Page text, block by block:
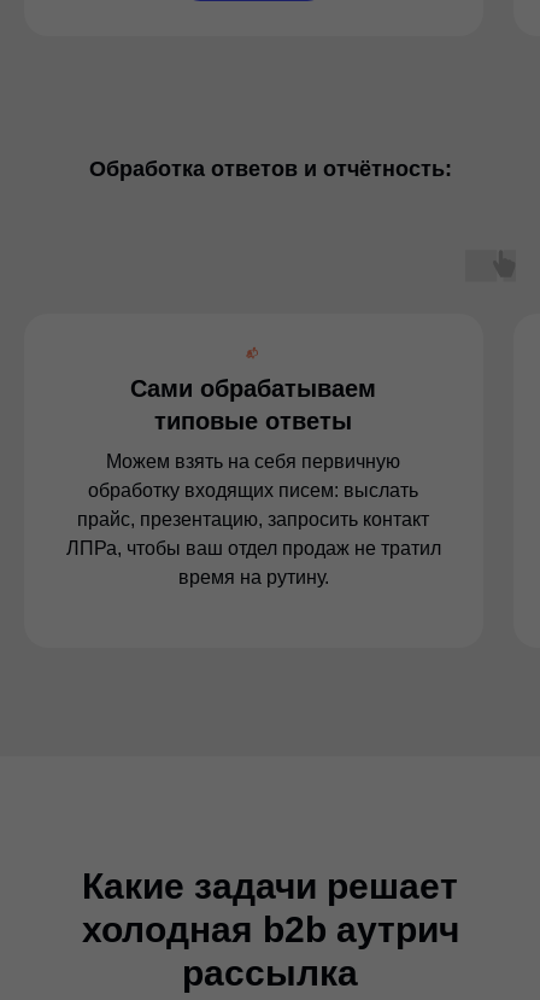
Обработка ответов и отчётность:
📬
Сами обрабатываем
типовые ответы
Можем взять на себя первичную
обработку входящих писем: выслать
прайс, презентацию, запросить контакт
ЛПРа, чтобы ваш отдел продаж не тратил
время на рутину.
Какие задачи решает
холодная b2b аутрич
рассылка